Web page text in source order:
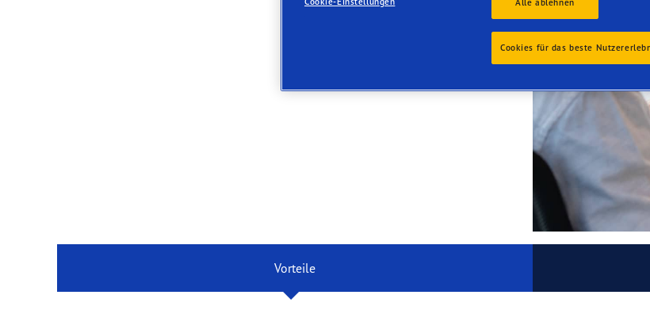
Vorteile
Alle ablehnen
Cookies für das beste